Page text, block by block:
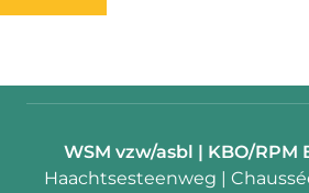
Contactpersoon:
WSM vzw/asbl | KBO/RPM
Adres:
Haachtsesteenweg |